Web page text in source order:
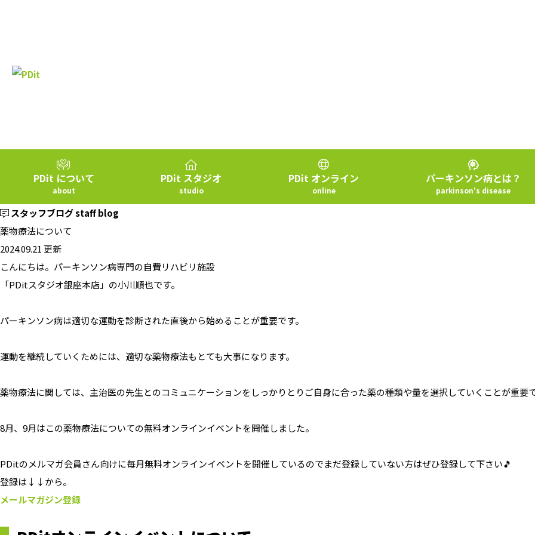
PDit について
about
PDit スタジオ
studio
PDit オンライン
online
パーキンソン病とは？
parkinson's disease
スタッフブログstaff blog
薬物療法について
2024.09.21 更新
こんにちは。パーキンソン病専門の自費リハビリ施設
「PDitスタジオ銀座本店」の小川順也です。
パーキンソン病は適切な運動を診断された直後から始めることが重要です。
運動を継続していくためには、適切な薬物療法もとても大事になります。
薬物療法に関しては、主治医の先生とのコミュニケーションをしっかりとりご自身に合った薬の種類や量を選択していくことが重要
8月、9月はこの薬物療法についての無料オンラインイベントを開催しました。
PDitのメルマガ会員さん向けに毎月無料オンラインイベントを開催しているのでまだ登録していない方はぜひ登録して下さい🎵
登録は↓↓から。
メールマガジン登録